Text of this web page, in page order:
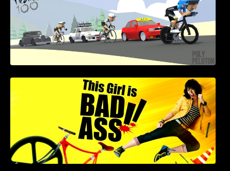
This Girl Is Badass – Escena lucha en bici